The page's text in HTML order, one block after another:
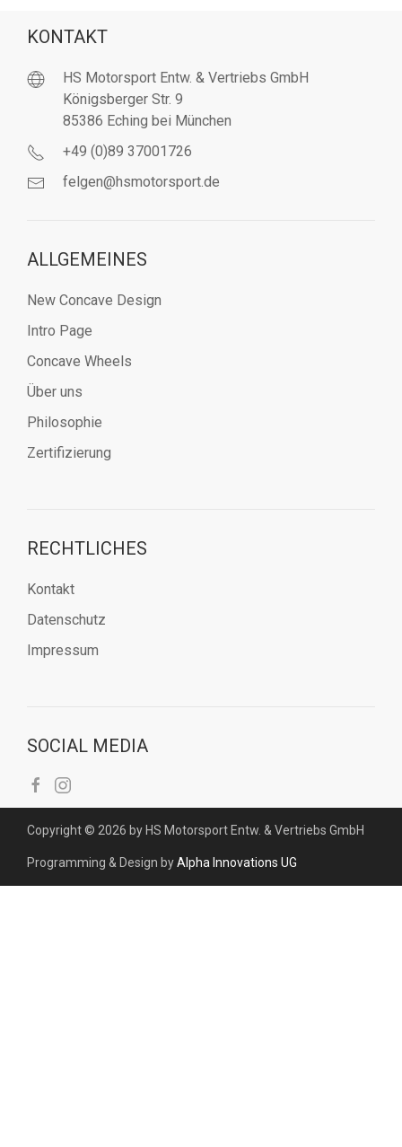
KONTAKT
HS Motorsport Entw. & Vertriebs GmbH
Königsberger Str. 9
85386 Eching bei München
+49 (0)89 37001726
felgen@hsmotorsport.de
ALLGEMEINES
New Concave Design
Intro Page
Concave Wheels
Über uns
Philosophie
Zertifizierung
RECHTLICHES
Kontakt
Datenschutz
Impressum
SOCIAL MEDIA
Copyright © 2026 by HS Motorsport Entw. & Vertriebs GmbH
Programming & Design byAlpha Innovations UG